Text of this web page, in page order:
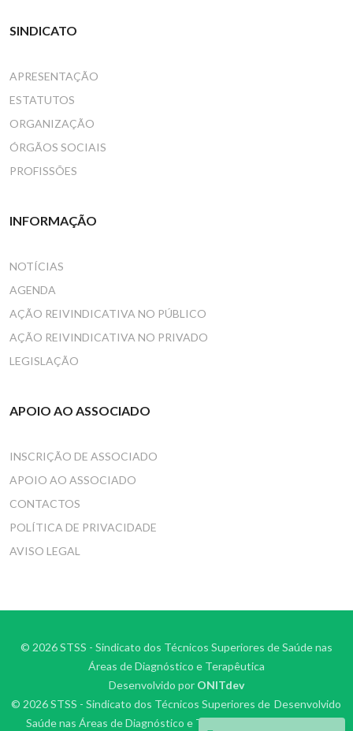
SINDICATO
APRESENTAÇÃO
ESTATUTOS
ORGANIZAÇÃO
ÓRGÃOS SOCIAIS
PROFISSÕES
INFORMAÇÃO
NOTÍCIAS
AGENDA
AÇÃO REIVINDICATIVA NO PÚBLICO
AÇÃO REIVINDICATIVA NO PRIVADO
LEGISLAÇÃO
APOIO AO ASSOCIADO
INSCRIÇÃO DE ASSOCIADO
APOIO AO ASSOCIADO
CONTACTOS
POLÍTICA DE PRIVACIDADE
AVISO LEGAL
© 2026 STSS - Sindicato dos Técnicos Superiores de Saúde nas
Áreas de Diagnóstico e Terapêutica
Desenvolvido por ONITdev
© 2026 STSS - Sindicato dos Técnicos Superiores de
Saúde nas Áreas de Diagnóstico e Terapêutica
Desenvolvido